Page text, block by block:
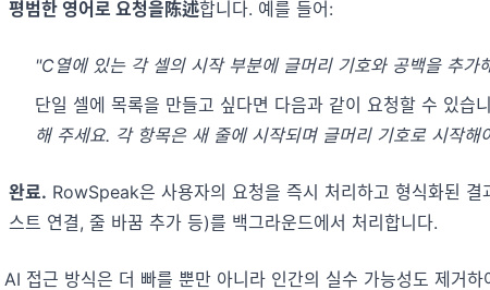
평범한 영어로 요청을陈述합니다. 예를 들어:
"C열에 있는 각 셀의 시작 부분에 글머리 기호와 공백을 추가
단일 셀에 목록을 만들고 싶다면 다음과 같이 요청할 수 있습
해 주세요. 각 항목은 새 줄에 시작되며 글머리 기호로 시작해
완료. RowSpeak은 사용자의 요청을 즉시 처리하고 형식화된 결
스트 연결, 줄 바꿈 추가 등)를 백그라운드에서 처리합니다.
AI 접근 방식은 더 빠를 뿐만 아니라 인간의 실수 가능성도 제거